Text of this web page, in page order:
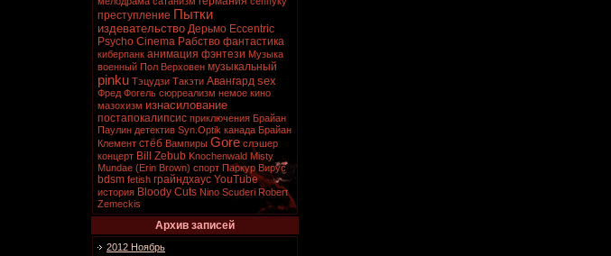
преступление Пытки
издевательство Дерьмо Eccentric
Psycho Cinema Рабство фантастика
киберпанк анимация фэнтези Музыка
военный Пол Верховен музыкальный
pinku Тэцудзи Такэти Авангард sex
Фред Фогель сюрреализм немое кино
мазохизм изнасилование
постапокалипсис приключения Брайан
Паулин детектив Syn.Optik канада Брайан
Клемент стёб Вампиры Gore слэшер
концерт Bill Zebub Knochenwald Misty
Mundae (Erin Brown) спорт Паркур Вирус
bdsm fetish грайндхаус YouTube
история Bloody Cuts Nino Scuderi Robert
Zemeckis
Архив записей
2012 Ноябрь